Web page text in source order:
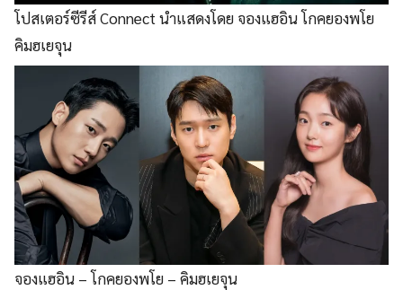
โปสเตอร์ซีรีส์ Connect นำแสดงโดย จองแฮอิน โกคยองพโย
คิมฮเยจุน
จองแฮอิน – โกคยองพโย – คิมฮเยจุน